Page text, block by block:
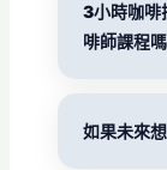
3小時咖啡
啡師課程
如果未來